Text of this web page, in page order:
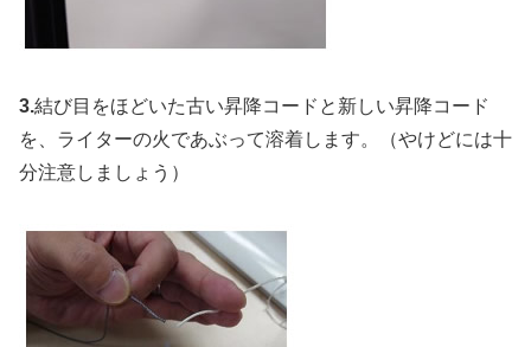
3.結び目をほどいた古い昇降コードと新しい昇降コード
を、ライターの火であぶって溶着します。（やけどには十
分注意しましょう）